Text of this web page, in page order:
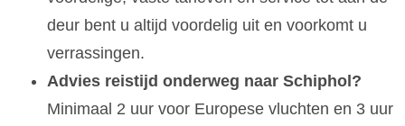
deur bent u altijd voordelig uit en voorkomt u
verrassingen.
Advies reistijd onderweg naar Schiphol?
Minimaal 2 uur voor Europese vluchten en 3 uur